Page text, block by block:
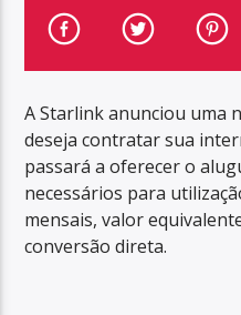
A Starlink anunciou uma
deseja contratar sua
passará a oferecer o
necessários para
mensais, valor
conversão direta.